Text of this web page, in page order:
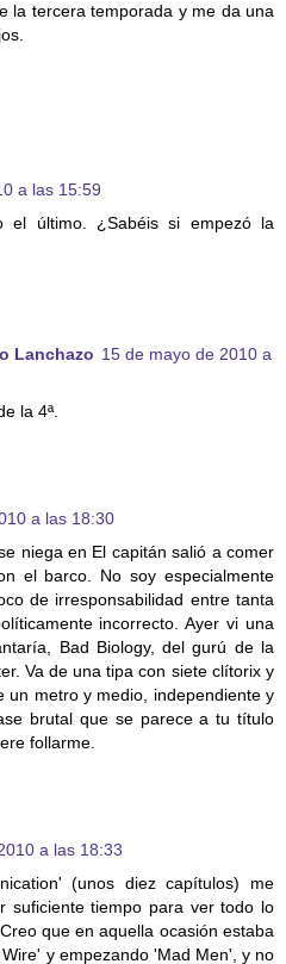
la tercera temporada y me da una
a las 15:59
el último. ¿Sabéis si empezó la
Lanchazo 15 de mayo de 2010 a
la 4ª.
a las 18:30
niega en El capitán salió a comer
el barco. No soy especialmente
de irresponsabilidad entre tanta
incorrecto. Ayer vi una
Bad Biology, del gurú de la
Va de una tipa con siete clítorix y
un metro y medio, independiente y
brutal que se parece a tu título
follarme.
a las 18:33
(unos diez capítulos) me
suficiente tiempo para ver todo lo
que en aquella ocasión estaba
y empezando 'Mad Men', y no